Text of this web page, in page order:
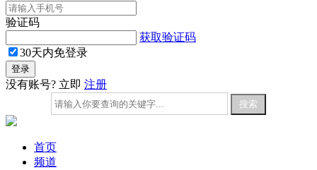
验证码
获取验证码
30天内免登录
没有账号? 立即 注册
首页
频道